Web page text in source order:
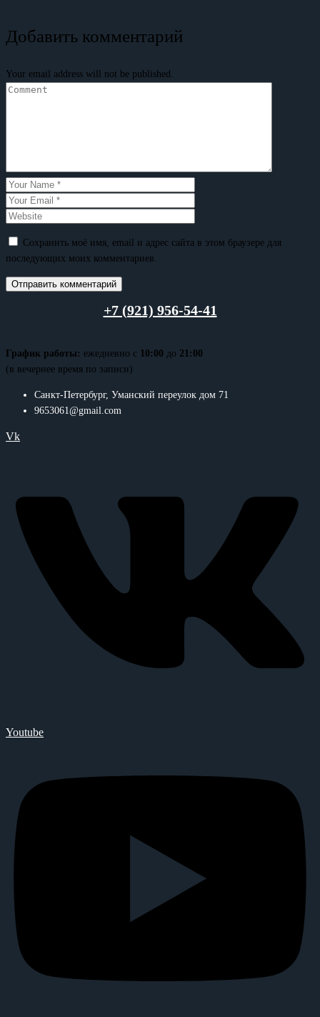
Добавить комментарий
Your email address will not be published.
Сохранить моё имя, email и адрес сайта в этом браузере для
последующих моих комментариев.
+7 (921) 956-54-41
График работы: ежедневно с 10:00 до 21:00
(в вечернее время по записи)
Санкт-Петербург, Уманский переулок дом 71
9653061@gmail.com
Vk
Youtube